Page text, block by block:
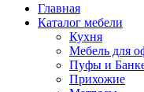
Главная
Каталог мебели
Кухня
Мебель для
Пуфы и
Прихожие